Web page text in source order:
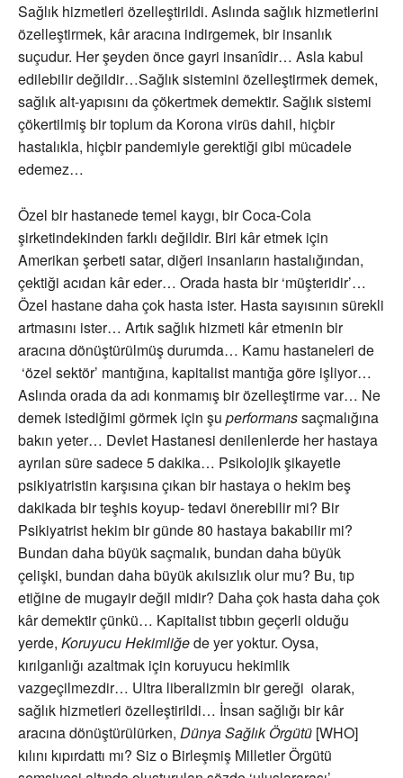
Sağlık hizmetleri özelleştirildi. Aslında sağlık hizmetlerini
özelleştirmek, kâr aracına indirgemek, bir insanlık
suçudur. Her şeyden önce gayri insanîdir… Asla kabul
edilebilir değildir…Sağlık sistemini özelleştirmek demek,
sağlık alt-yapısını da çökertmek demektir. Sağlık sistemi
çökertilmiş bir toplum da Korona virüs dahil, hiçbir
hastalıkla, hiçbir pandemiyle gerektiği gibi mücadele
edemez…
Özel bir hastanede temel kaygı, bir Coca-Cola
şirketindekinden farklı değildir. Biri kâr etmek için
Amerikan şerbeti satar, diğeri insanların hastalığından,
çektiği acıdan kâr eder… Orada hasta bir ‘müşteridir’…
Özel hastane daha çok hasta ister. Hasta sayısının sürekli
artmasını ister… Artık sağlık hizmeti kâr etmenin bir
aracına dönüştürülmüş durumda… Kamu hastaneleri de
‘özel sektör’ mantığına, kapitalist mantığa göre işliyor…
Aslında orada da adı konmamış bir özelleştirme var… Ne
demek istediğimi görmek için şu performanssaçmalığına
bakın yeter… Devlet Hastanesi denilenlerde her hastaya
ayrılan süre sadece 5 dakika… Psikolojik şikayetle
psikiyatristin karşısına çıkan bir hastaya o hekim beş
dakikada bir teşhis koyup- tedavi önerebilir mi? Bir
Psikiyatrist hekim bir günde 80 hastaya bakabilir mi?
Bundan daha büyük saçmalık, bundan daha büyük
çelişki, bundan daha büyük akılsızlık olur mu? Bu, tıp
etiğine de mugayir değil midir? Daha çok hasta daha çok
kâr demektir çünkü… Kapitalist tıbbın geçerli olduğu
yerde, Koruyucu Hekimliğede yer yoktur. Oysa,
kırılganlığı azaltmak için koruyucu hekimlik
vazgeçilmezdir… Ultra liberalizmin bir gereği olarak,
sağlık hizmetleri özelleştirildi… İnsan sağlığı bir kâr
aracına dönüştürülürken, Dünya Sağlık Örgütü [WHO]
kılını kıpırdattı mı? Siz o Birleşmiş Milletler Örgütü